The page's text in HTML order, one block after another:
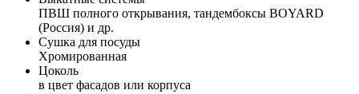
ПВШ полного открывания, тандембоксы BOYARD
(Россия) и др.
Сушка для посуды
Хромированная
Цоколь
в цвет фасадов или корпуса